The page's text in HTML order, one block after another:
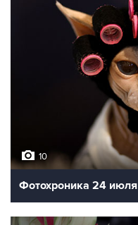
10
Фотохроника 24 июля